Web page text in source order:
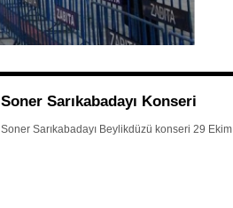
Soner Sarıkabadayı Konseri
Soner Sarıkabadayı Beylikdüzü konseri 29 Ekim